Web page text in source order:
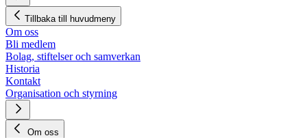
Tillbaka till huvudmeny
Om oss
Bli medlem
Bolag, stiftelser och samverkan
Historia
Kontakt
Organisation och styrning
Om oss